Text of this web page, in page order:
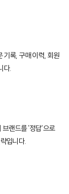
기록, 구매 이력, 회원
다.
브랜드를 '정답'으로
입니다.